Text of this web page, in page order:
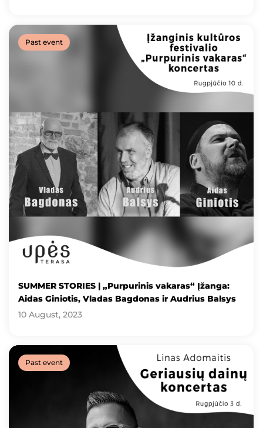
Past event
SUMMER STORIES | „Purpurinis vakaras“ Įžanga:
Aidas Giniotis, Vladas Bagdonas ir Audrius Balsys
10 August, 2023
Past event